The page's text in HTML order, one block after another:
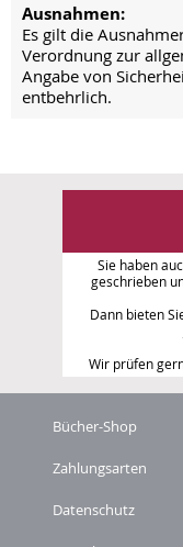
Ausnahmen:
Es gilt die
Verordnung zur
Angabe von
entbehrlich.
Sie haben
geschrieben
Dann bieten
Wir prüfen
Bücher-Shop
Zahlungsarten
Datenschutz